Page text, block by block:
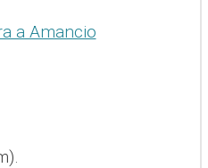
a Amancio